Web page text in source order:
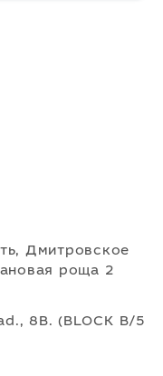
Дмитровское
роща 2
8B. (BLOCK B/5